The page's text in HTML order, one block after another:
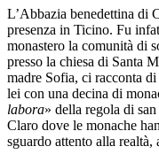
L’Abbazia benedettina di
presenza in Ticino. Fu
monastero la comunità di
presso la chiesa di Santa
madre Sofia, ci racconta
lei con una decina di
labora» della regola di
Claro dove le monache
sguardo attento alla